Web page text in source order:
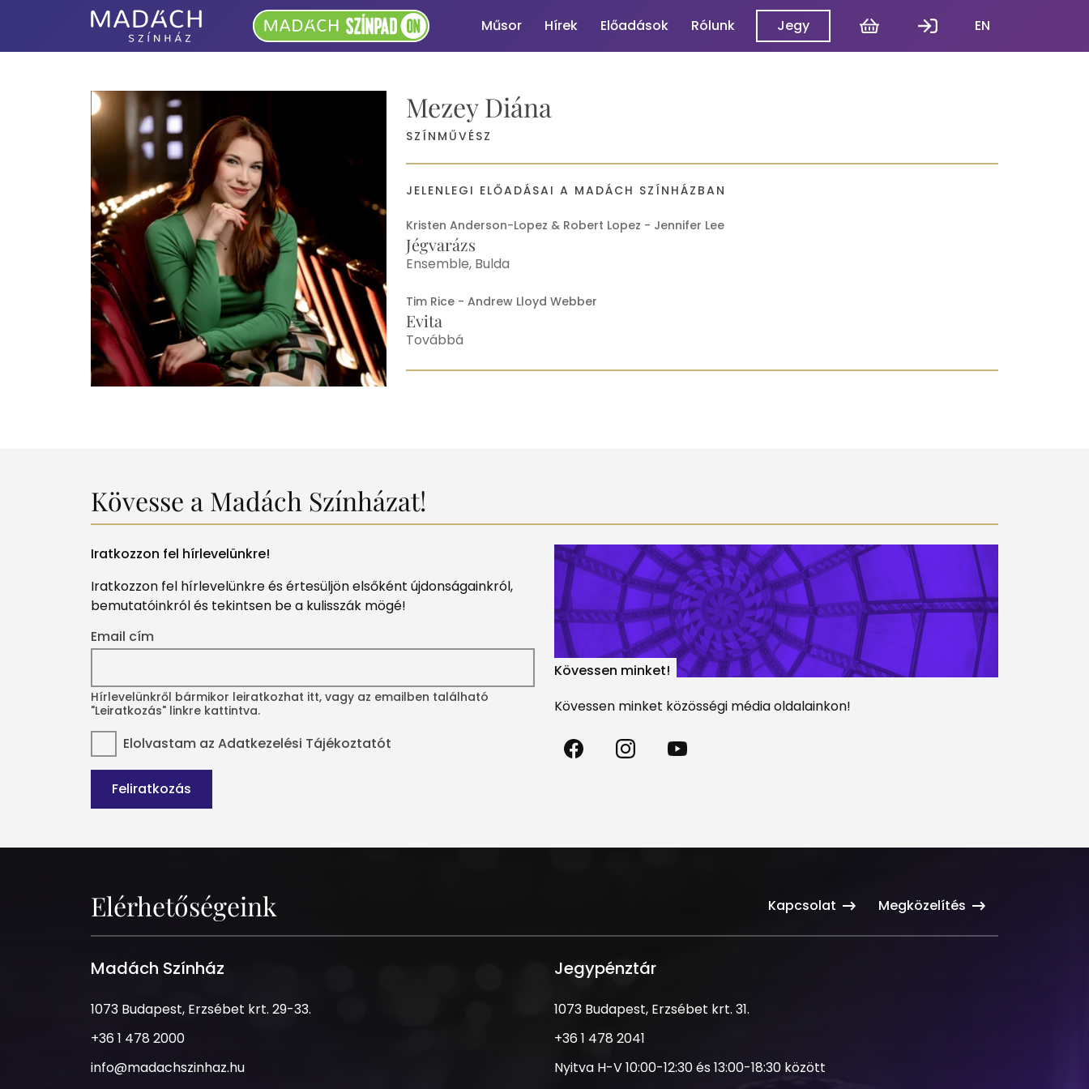
Madách
Műsor Hírek Előadások Rólunk Jegy
Kosár Belépés
EN
Mezey Diána
SZÍNMŰVÉSZ
JELENLEGI ELŐADÁSAI A MADÁCH SZÍNHÁZBAN
Kristen Anderson-Lopez & Robert Lopez - Jennifer Lee
Jégvarázs
Ensemble, Bulda
Tim Rice - Andrew Lloyd Webber
Evita
Továbbá
Kövesse a Madách Színházat!
Iratkozzon fel hírlevelünkre!
Iratkozzon fel hírlevelünkre és értesüljön elsőként újdonságainkról,
bemutatóinkról és tekintsen be a kulisszák mögé!
Email cím
Hírlevelünkről bármikor leiratkozhat itt, vagy az emailben található
"Leiratkozás" linkre kattintva.
Elolvastam az Adatkezelési Tájékoztatót
Feliratkozás
Kövessen minket!
Kövessen minket közösségi média oldalainkon!
Madách
Színház
Madách
Színház
Madách
Színház
Elérhetőségeink Kapcsolat Megközelítés
Madách Színház
1073
Erzsébet
krt.
1073 Budapest, Erzsébet krt. 29-33.
Telefonszám
+36 1 478 2000
Email
info@madachszinhaz.hu
Jegypénztár
Cím
1073 Budapest, Erzsébet krt. 31.
Telefonszám
+36 1 478 2041
Nyitva
Nyitva H-V 10:00-12:30 és 13:00-18:30 között